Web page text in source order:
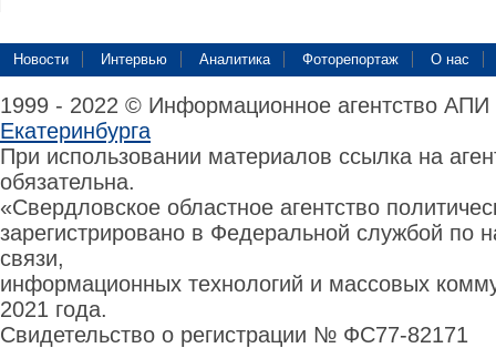
Новости Интервью Аналитика Фоторепортаж О нас
1999 - 2022 © Информационное агентство
Екатеринбурга
При использовании материалов ссылка на
обязательна.
«Свердловское областное агентство
зарегистрировано в Федеральной службой по
связи,
информационных технологий и массовых
2021 года.
Свидетельство о регистрации № ФС77-82171